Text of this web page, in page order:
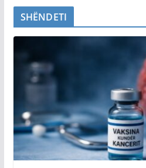
SHËNDETI